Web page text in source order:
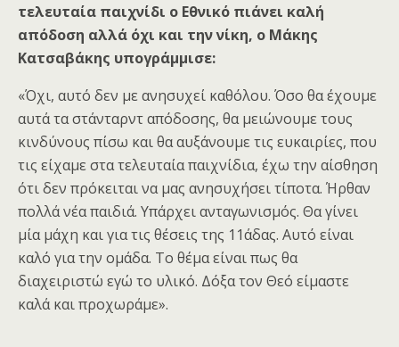
τελευταία παιχνίδι ο Εθνικό πιάνει καλή
απόδοση αλλά όχι και την νίκη, ο Μάκης
Κατσαβάκης υπογράμμισε:
«Όχι, αυτό δεν με ανησυχεί καθόλου. Όσο θα έχουμε
αυτά τα στάνταρντ απόδοσης, θα μειώνουμε τους
κινδύνους πίσω και θα αυξάνουμε τις ευκαιρίες, που
τις είχαμε στα τελευταία παιχνίδια, έχω την αίσθηση
ότι δεν πρόκειται να μας ανησυχήσει τίποτα. Ήρθαν
πολλά νέα παιδιά. Υπάρχει ανταγωνισμός. Θα γίνει
μία μάχη και για τις θέσεις της 11άδας. Αυτό είναι
καλό για την ομάδα. Το θέμα είναι πως θα
διαχειριστώ εγώ το υλικό. Δόξα τον Θεό είμαστε
καλά και προχωράμε».